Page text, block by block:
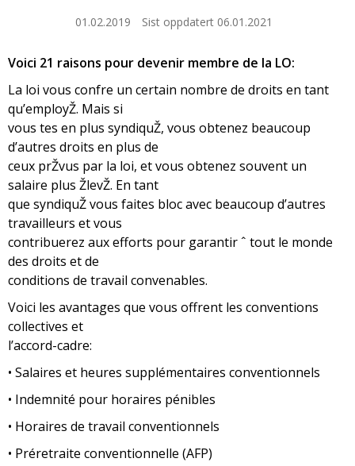
01.02.2019 Sist oppdatert 06.01.2021
Voici 21 raisons pour devenir membre de la LO:
La loi vous confre un certain nombre de droits en tant
qu’employŽ. Mais si
vous tes en plus syndiquŽ, vous obtenez beaucoup
d’autres droits en plus de
ceux prŽvus par la loi, et vous obtenez souvent un
salaire plus ŽlevŽ. En tant
que syndiquŽ vous faites bloc avec beaucoup d’autres
travailleurs et vous
contribuerez aux efforts pour garantir ˆ tout le monde
des droits et de
conditions de travail convenables.
Voici les avantages que vous offrent les conventions
collectives et
l’accord-cadre:
• Salaires et heures supplémentaires conventionnels
• Indemnité pour horaires pénibles
• Horaires de travail conventionnels
• Préretraite conventionnelle (AFP)